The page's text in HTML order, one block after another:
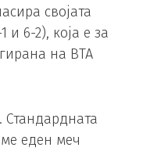
својата
и 6-2), која е за
на ВТА
Стандардната
еден меч